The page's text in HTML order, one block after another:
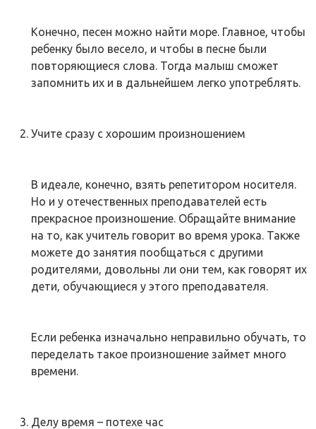
Конечно, песен можно найти море. Главное, чтобы
ребенку было весело, и чтобы в песне были
повторяющиеся слова. Тогда малыш сможет
запомнить их и в дальнейшем легко употреблять.
Учите сразу с хорошим произношением
В идеале, конечно, взять репетитором носителя.
Но и у отечественных преподавателей есть
прекрасное произношение. Обращайте внимание
на то, как учитель говорит во время урока. Также
можете до занятия пообщаться с другими
родителями, довольны ли они тем, как говорят их
дети, обучающиеся у этого преподавателя.
Если ребенка изначально неправильно обучать, то
переделать такое произношение займет много
времени.
Делу время – потехе час